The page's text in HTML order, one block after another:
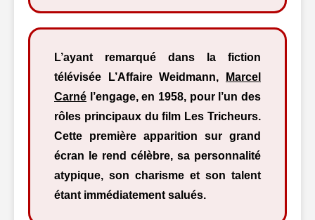
L’ayant remarqué dans la fiction
télévisée L’Affaire Weidmann,
Marcel
Carné l’engage, en 1958, pour l’un des
rôles principaux du film Les Tricheurs.
Cette première apparition sur grand
écran le rend célèbre, sa personnalité
atypique, son charisme et son talent
étant immédiatement salués.